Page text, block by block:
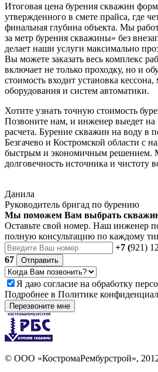
Итоговая цена бурения скважин
утвержденного в смете прайса, где
финальная глубина объекта. Мы
за метр бурения скважины» без
делает наши услуги максимально
Вы можете заказать весь комплекс
включает не только проходку, но и
стоимость входит установка
оборудования и систем автоматики.
Хотите узнать точную стоимость
Позвоните нам, и инженер выедет на
расчета. Бурение скважин на воду в
Безгачево и Костромской области с
быстрым и экономичным решением.
долговечность источника и чистоту
Данила
Руководитель бригад по бурению
Мы поможем Вам выбрать
Оставьте свой номер. Наш инженер
полную консультацию по каждому
+7 (921)
67
Отправить
Я даю согласие на обработку
Подробнее в Политике
Перезвоните мне
© ООО «КостромаРембурстрой»,